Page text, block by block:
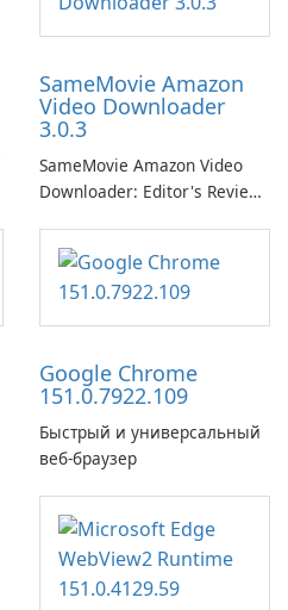
SameMovie Amazon
Video Downloader
3.0.3
SameMovie Amazon Video
Downloader: Editor's Review
Downloader is a desktop
utility for saving Amazon
Prime Video titles and other
Amazon web-player content
Google Chrome
151.0.7922.109
Быстрый и универсальный
веб-браузер